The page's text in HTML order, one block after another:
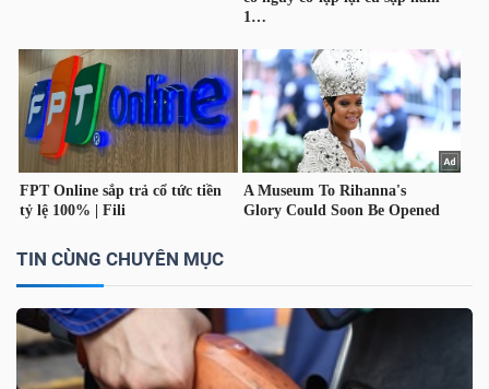
TIN CÙNG CHUYÊN MỤC
NĂNG
LƯỢNG
NGUYÊN